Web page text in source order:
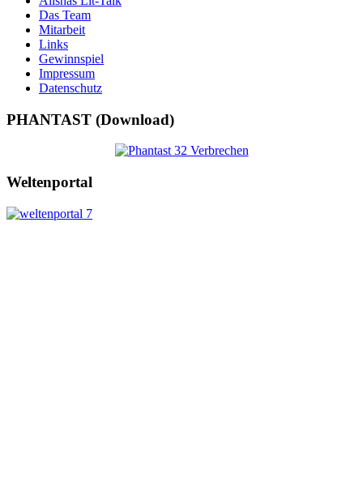
Das Team
Mitarbeit
Links
Gewinnspiel
Impressum
Datenschutz
PHANTAST (Download)
Weltenportal